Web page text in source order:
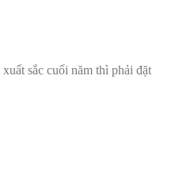
sắc cuối năm thì phải đặt